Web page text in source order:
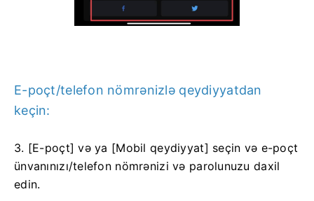
E-poçt/telefon nömrənizlə qeydiyyatdan
keçin:
3. [E-poçt] və ya [Mobil qeydiyyat] seçin və e-poçt
ünvanınızı/telefon nömrənizi və parolunuzu daxil
edin.